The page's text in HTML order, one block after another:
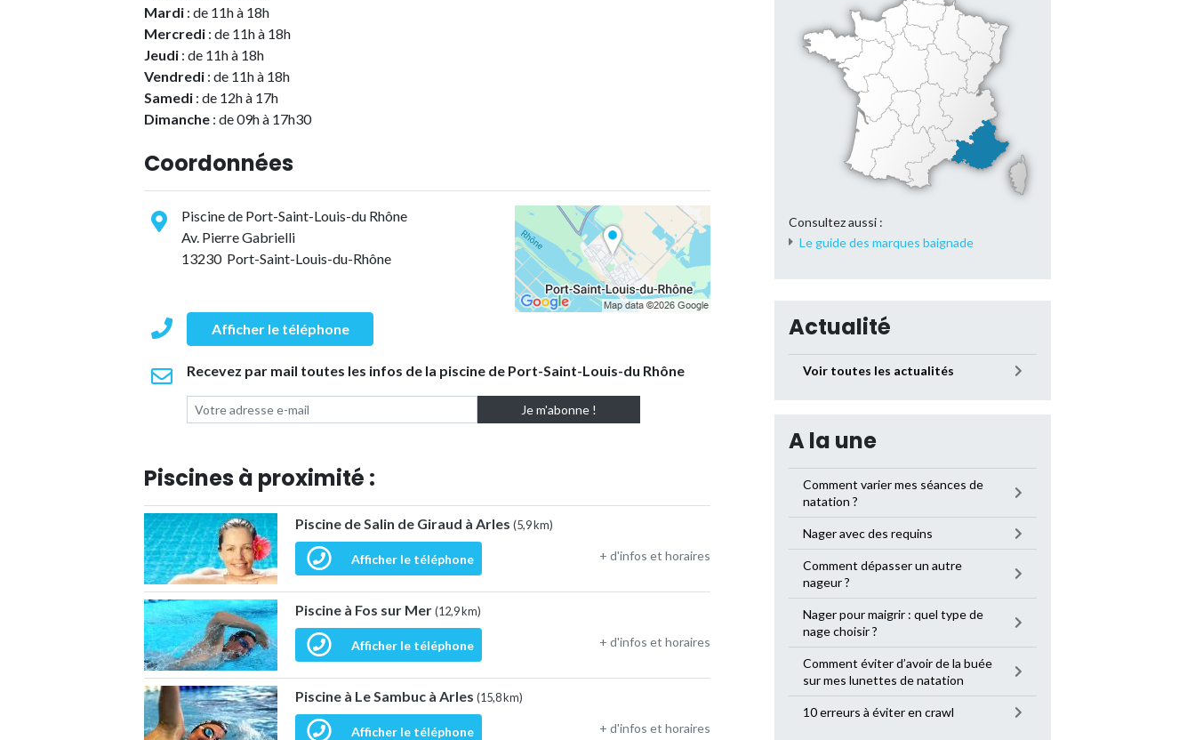
Mardi : de 11h à 18h
Mercredi : de 11h à 18h
Jeudi : de 11h à 18h
Vendredi : de 11h à 18h
Samedi : de 12h à 17h
Dimanche : de 09h à 17h30
Coordonnées
Piscine de Port-Saint-Louis-du Rhône
Av. Pierre Gabrielli
13230 Port-Saint-Louis-du-Rhône
Afficher le téléphone
Recevez par mail toutes les infos de la piscine de Port-Saint-Louis-du Rhône
Piscines à proximité :
Piscine de Salin de Giraud à Arles (5,9 km)
Afficher le téléphone + d'infos et horaires
Piscine à Fos sur Mer(12,9 km)
Afficher le téléphone + d'infos et horaires
Piscine à Le Sambuc à Arles (15,8 km)
Afficher le téléphone + d'infos et horaires
Consultez aussi :
Le guide des marques baignade
Actualité
Voir toutes les actualités
A la une
Comment varier mes séances de
natation ?
Nager avec des requins
Comment dépasser un autre
nageur ?
Nager pour maigrir : quel type de
nage choisir ?
Comment éviter d’avoir de la buée
sur mes lunettes de natation
10 erreurs à éviter en crawl